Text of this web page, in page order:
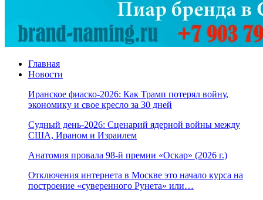
Главная
Новости
Иранское фиаско-2026: Как Трамп потерял войну,
экономику и свое кресло за 30 дней
Судный день-2026: Сценарий ядерной войны между
США, Ираном и Израилем
Анатомия провала 98-й премии «Оскар» (2026 г.)
Отключения интернета в Москве это начало курса на
построение «суверенного Рунета» или…